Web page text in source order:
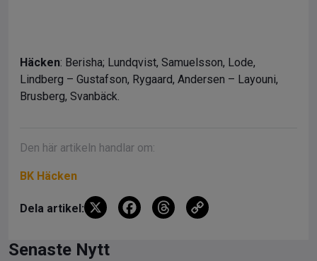
Häcken: Berisha; Lundqvist, Samuelsson, Lode,
Lindberg – Gustafson, Rygaard, Andersen – Layouni,
Brusberg, Svanbäck.
Den här artikeln handlar om:
BK Häcken
Dela artikel: X
F
T
Senaste Nytt